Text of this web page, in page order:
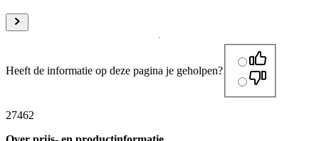
Heeft de informatie op deze pagina je geholpen?
27462